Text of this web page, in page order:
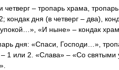
четверг – тропарь храма,
кондак дня (в четверг – два),
«И ныне» – кондак
дня: «Спаси, Господи…»,
– 1 или 2. «Слава» – «Со